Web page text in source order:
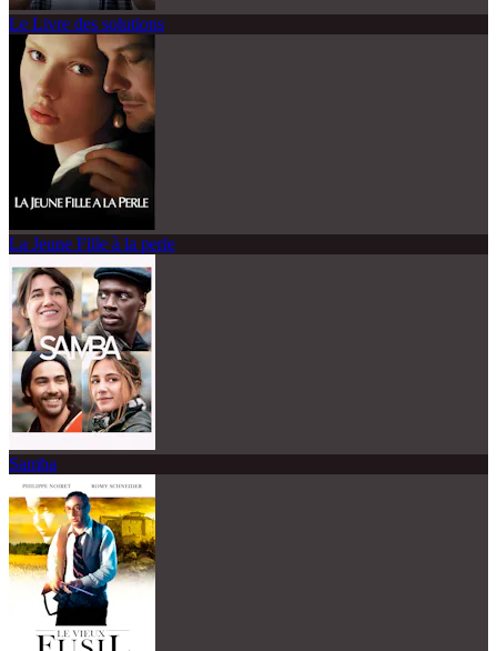
Le Livre des solutions
La Jeune Fille à la perle
Samba